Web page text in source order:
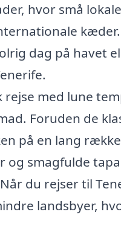
hvor små
dag på havet
rejse med lune
Foruden de
på en lang
og smagfulde
du rejser til
landsbyer,